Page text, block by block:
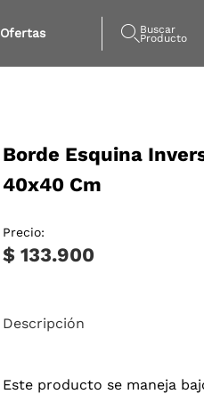
Ofertas Buscar
Producto
Borde Esquina
40x40 Cm
Precio:
$ 133.900
Descripción
Este producto se maneja